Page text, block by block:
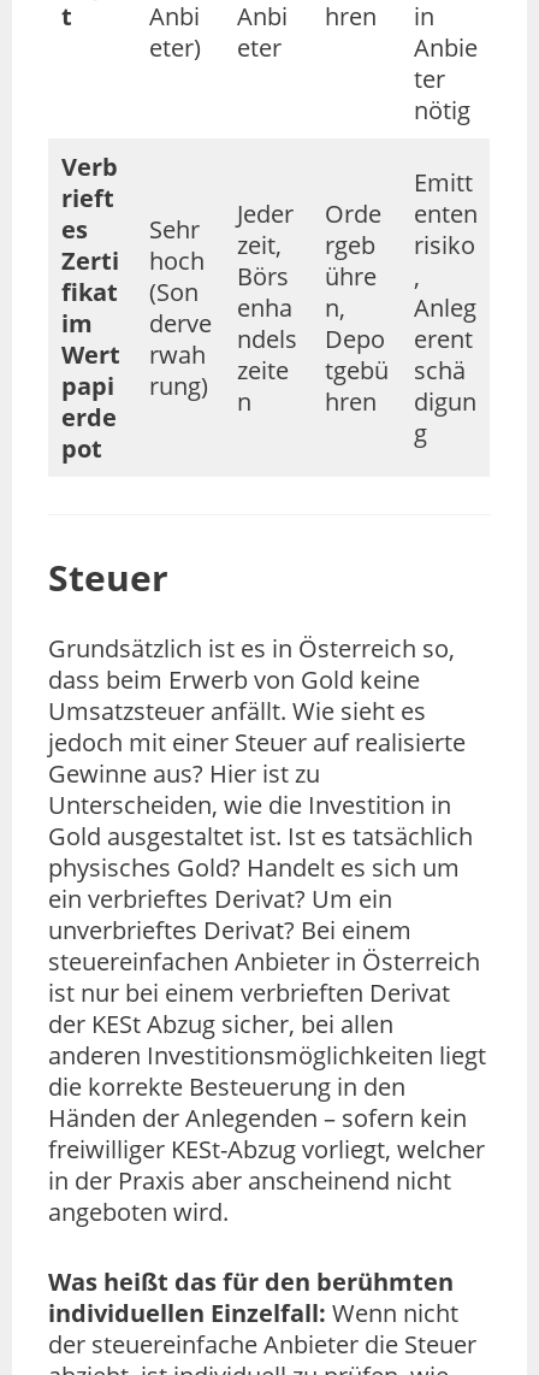
t
Anbi
eter)
Anbi
eter
hren
in
Anbie
ter
nötig
Verb
rieft
es
Zerti
fikat
im
Wert
papi
erde
pot
Sehr
hoch
(Son
derve
rwah
rung)
Jeder
zeit,
Börs
enha
ndels
zeite
n
Orde
rgeb
ühre
n,
Depo
tgebü
hren
Emitt
enten
risiko
,
Anleg
erent
schä
digun
g
Steuer
Grundsätzlich ist es in Österreich so,
dass beim Erwerb von Gold keine
Umsatzsteuer anfällt. Wie sieht es
jedoch mit einer Steuer auf realisierte
Gewinne aus? Hier ist zu
Unterscheiden, wie die Investition in
Gold ausgestaltet ist. Ist es tatsächlich
physisches Gold? Handelt es sich um
ein verbrieftes Derivat? Um ein
unverbrieftes Derivat? Bei einem
steuereinfachen Anbieter in Österreich
ist nur bei einem verbrieften Derivat
der KESt Abzug sicher, bei allen
anderen Investitionsmöglichkeiten liegt
die korrekte Besteuerung in den
Händen der Anlegenden – sofern kein
freiwilliger KESt-Abzug vorliegt, welcher
in der Praxis aber anscheinend nicht
angeboten wird.
Was heißt das für den berühmten
individuellen Einzelfall: Wenn nicht
der steuereinfache Anbieter die Steuer